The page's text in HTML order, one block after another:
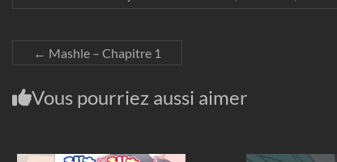
← Mashle – Chapitre 1
Vous pourriez aussi aimer